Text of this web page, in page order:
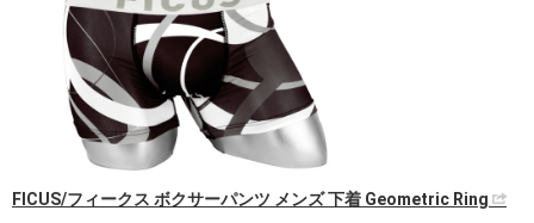
FICUS/フィークス ボクサーパンツ メンズ 下着 Geometric Ring